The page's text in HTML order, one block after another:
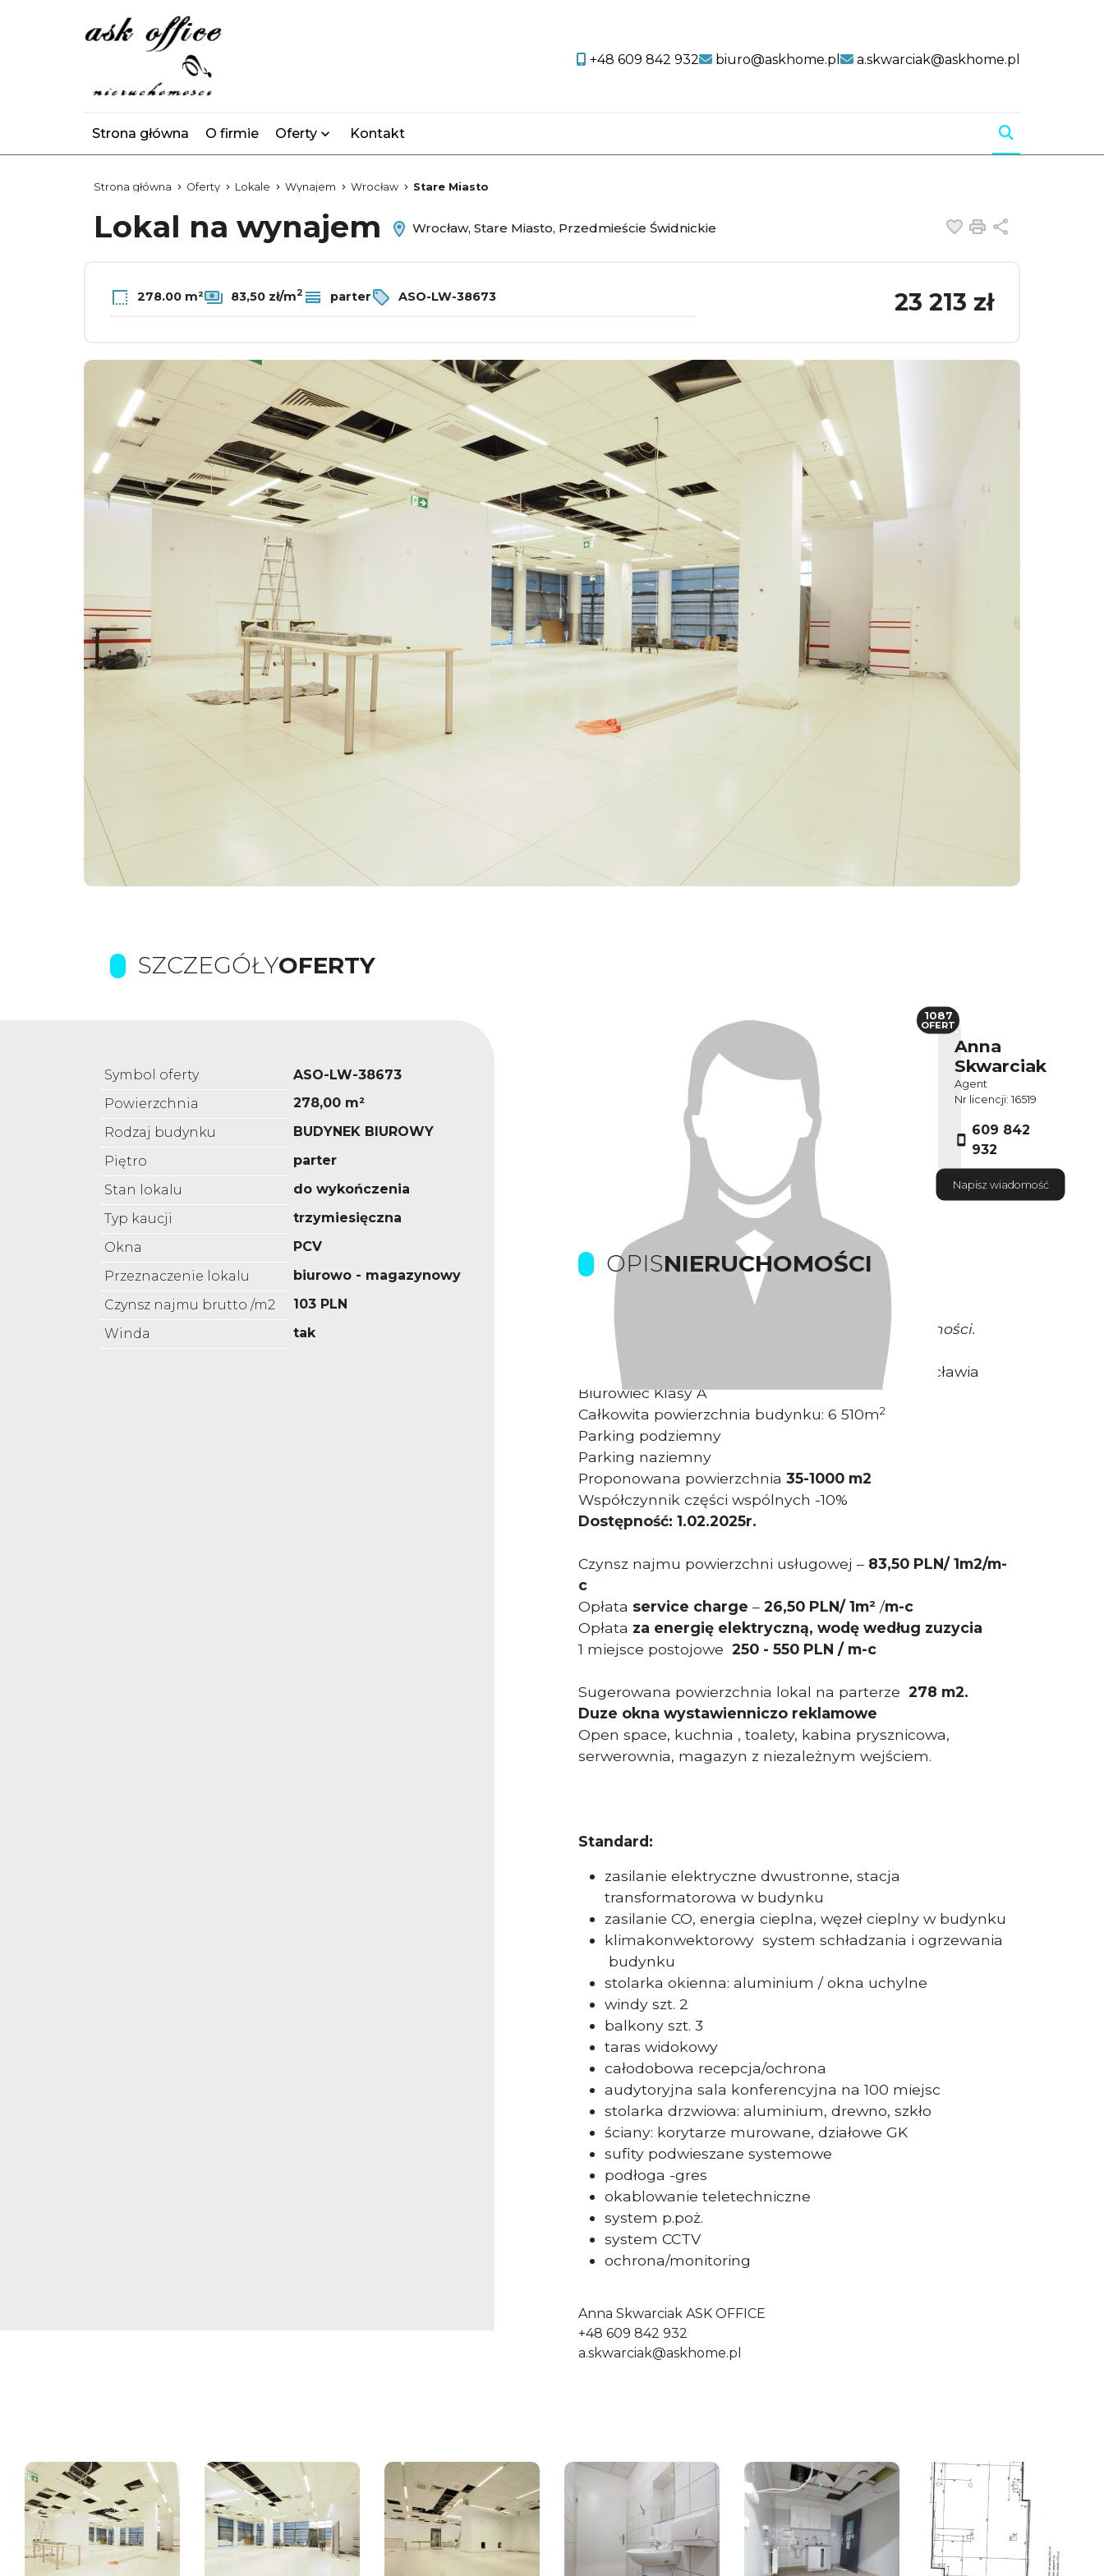
+48 609 842 932 biuro@askhome.pl a.skwarciak@askhome.pl
Strona główna O firmie Oferty Kontakt
Strona główna Oferty Lokale Wynajem Wrocław Stare Miasto
Lokal na wynajem Wrocław, Stare Miasto, Przedmieście Świdnickie Dodaj do
Drukuj
278.00 m² 83,50 zł/m2 parter ASO-LW-38673 23 213 zł
SZCZEGÓŁYOFERTY
Symbol oferty
ASO-LW-38673
Powierzchnia
278,00 m²
Rodzaj budynku
BUDYNEK BIUROWY
Piętro
parter
Stan lokalu
do wykończenia
Typ kaucji
trzymiesięczna
Okna
PCV
Przeznaczenie lokalu
biurowo - magazynowy
Czynsz najmu brutto /m2
103 PLN
Winda
tak
Anna
Skwarciak
Agent
Nr licencji: 16519
609 842
932
Napisz wiadomość
1087
OFERT
OPISNIERUCHOMOŚCI
Prowizje dla biura pokrywa Właściciel nieruchomości.
Kompleks biurowy usytuowany w Centrum Wrocławia
Biurowiec Klasy A
Całkowita powierzchnia budynku: 6 510m2
Parking podziemny
Parking naziemny
Proponowana powierzchnia 35-1000 m2
Współczynnik części wspólnych -10%
Dostępność: 1.02.2025r.
Czynsz najmu powierzchni usługowej – 83,50 PLN/ 1m2/m-
c
Opłata service charge – 26,50 PLN/ 1m² /m-c
Opłata za energię elektryczną, wodę według zuzycia
1 miejsce postojowe 250 - 550 PLN / m-c
Sugerowana powierzchnia lokal na parterze 278 m2.
Duze okna wystawienniczo reklamowe
Open space, kuchnia , toalety, kabina prysznicowa,
serwerownia, magazyn z niezależnym wejściem.
Standard:
zasilanie elektryczne dwustronne, stacja
transformatorowa w budynku
zasilanie CO, energia cieplna, węzeł cieplny w budynku
klimakonwektorowy system schładzania i ogrzewania
budynku
stolarka okienna: aluminium / okna uchylne
windy szt. 2
balkony szt. 3
taras widokowy
całodobowa recepcja/ochrona
audytoryjna sala konferencyjna na 100 miejsc
stolarka drzwiowa: aluminium, drewno, szkło
ściany: korytarze murowane, działowe GK
sufity podwieszane systemowe
podłoga -gres
okablowanie teletechniczne
system p.poż.
system CCTV
ochrona/monitoring
Anna Skwarciak ASK OFFICE
+48 609 842 932
a.skwarciak@askhome.pl